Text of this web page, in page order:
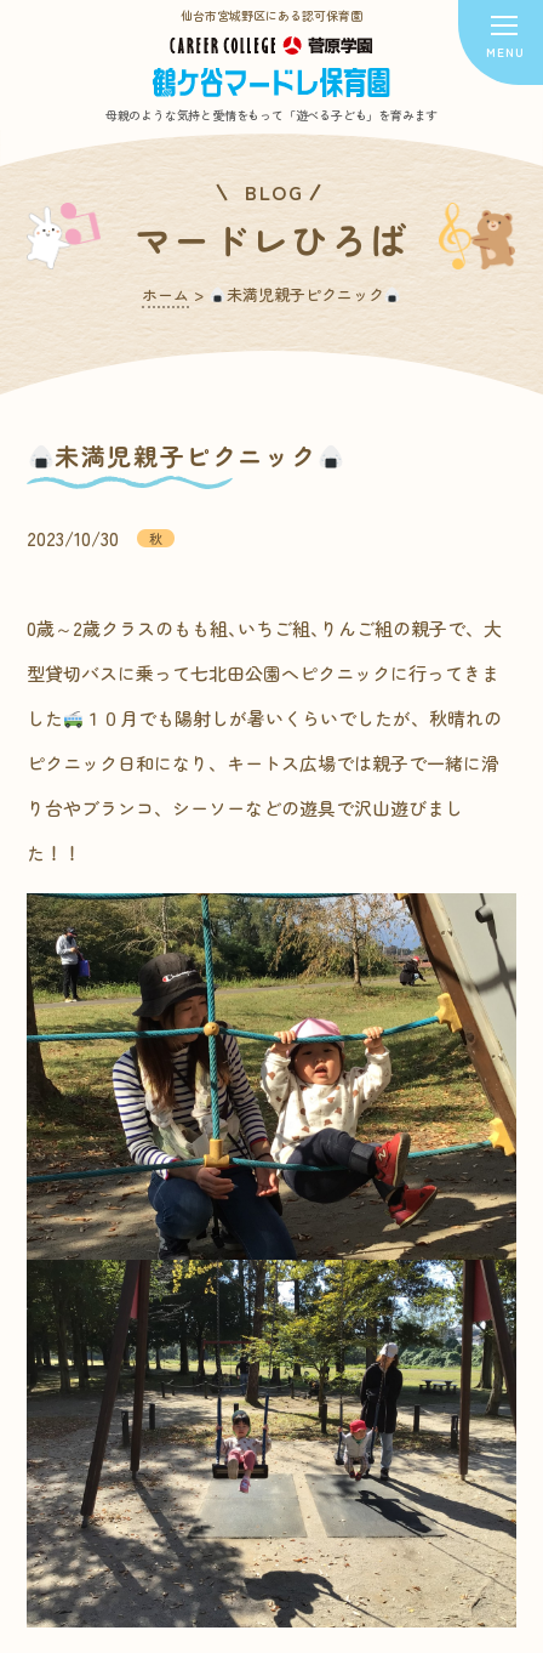
仙台市宮城野区にある認可保育園
母親のような気持と愛情をもって 「遊べる子ども」を育みます
BLOG
マードレひろば
ホーム> 未満児親子ピクニック
未満児親子ピクニック
2023/10/30 秋
0歳～2歳クラスのもも組､いちご組､りんご組の親子で、大
型貸切バスに乗って七北田公園へピクニックに行ってきま
した
１０月でも陽射しが暑いくらいでしたが、秋晴れの
ピクニック日和になり、キートス広場では親子で一緒に滑
り台やブランコ、シーソーなどの遊具で沢山遊びまし
た！！